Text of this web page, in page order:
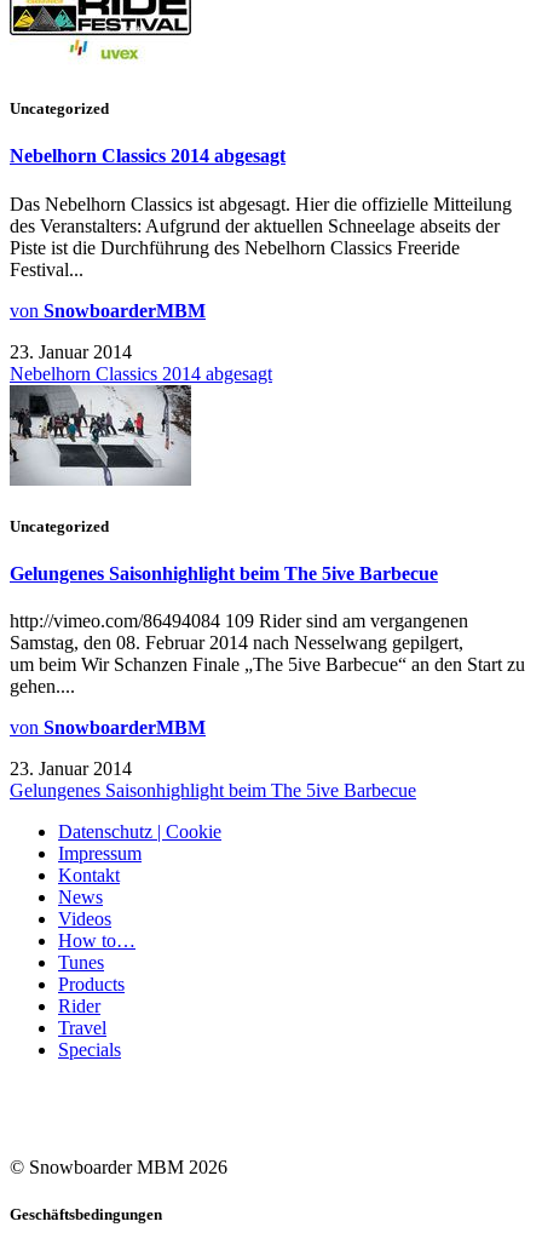
Uncategorized
Nebelhorn Classics 2014 abgesagt
Das Nebelhorn Classics ist abgesagt. Hier die offizielle Mitteilung
des Veranstalters: Aufgrund der aktuellen Schneelage abseits der
Piste ist die Durchführung des Nebelhorn Classics Freeride
Festival...
von SnowboarderMBM
23. Januar 2014
Nebelhorn Classics 2014 abgesagt
Uncategorized
Gelungenes Saisonhighlight beim The 5ive Barbecue
http://vimeo.com/86494084 109 Rider sind am vergangenen
Samstag, den 08. Februar 2014 nach Nesselwang gepilgert,
um beim Wir Schanzen Finale „The 5ive Barbecue“ an den Start zu
gehen....
von SnowboarderMBM
23. Januar 2014
Gelungenes Saisonhighlight beim The 5ive Barbecue
Datenschutz | Cookie
Impressum
Kontakt
News
Videos
How to…
Tunes
Products
Rider
Travel
Specials
© Snowboarder MBM 2026
Geschäftsbedingungen